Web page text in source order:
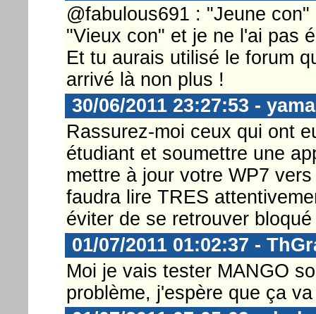
@fabulous691 : "Jeune
"Vieux con" et je ne l'ai pas
Et tu aurais utilisé le forum
arrivé là non plus !
30/06/2011 23:27:53 -
Rassurez-moi ceux qui ont
étudiant et soumettre une
mettre à jour votre WP7
faudra lire TRES
éviter de se retrouver
01/07/2011 01:02:37 -
Moi je vais tester MANGO
problème, j'espère que ça